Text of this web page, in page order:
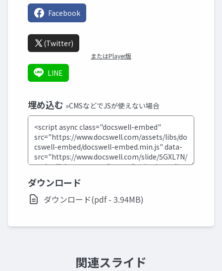
Facebook
(Twitter)
またはPlayer版
LINE
埋め込む »CMSなどでJSが使えない場合
ダウンロード
ダウンロード(pdf - 3.94MB)
関連スライド